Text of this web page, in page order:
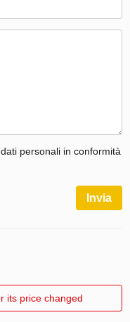
personali in conformità
Invia
its price changed